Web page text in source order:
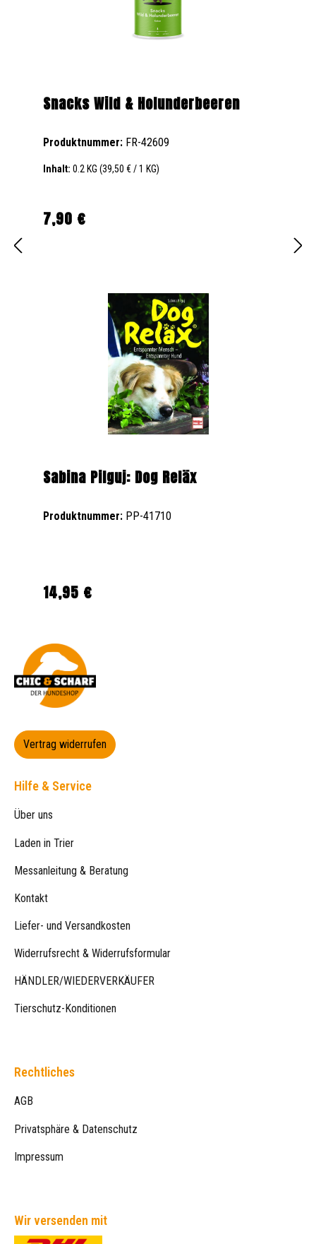
Snacks Wild & Holunderbeeren
Produktnummer: FR-42609
Inhalt: 0.2 KG (39,50 € / 1 KG)
Regulärer Preis:
7,90 €
Sabina Pilguj: Dog Reläx
Produktnummer: PP-41710
Regulärer Preis:
14,95 €
Vertrag widerrufen
Hilfe & Service
Über uns
Laden in Trier
Messanleitung & Beratung
Kontakt
Liefer- und Versandkosten
Widerrufsrecht & Widerrufsformular
HÄNDLER/WIEDERVERKÄUFER
Tierschutz-Konditionen
Rechtliches
AGB
Privatsphäre & Datenschutz
Impressum
Wir versenden mit